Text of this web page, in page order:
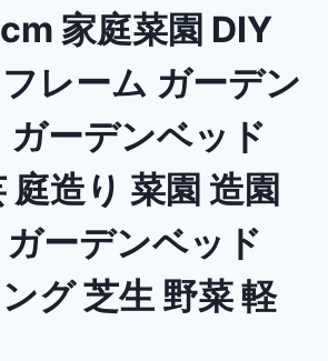
家庭菜園 DIY
レーム ガーデン
ーデンベッド
庭造り 菜園 造園
ーデンベッド
グ 芝生 野菜 軽